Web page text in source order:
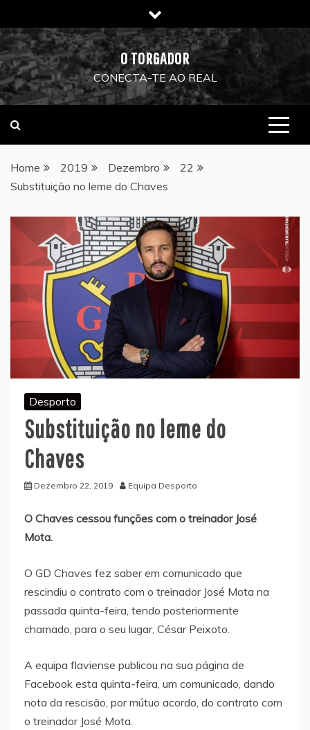
to
content
O TORGADOR
CONECTA-TE AO REAL
Home 2019 Dezembro
22
Substituição no leme do Chaves
Desporto
Substituição no leme do
Chaves
Dezembro 22, 2019 Equipa Desporto
O Chaves cessou funções com o treinador José
Mota.
O GD Chaves fez saber em comunicado que
rescindiu o contrato com o treinador José Mota na
passada quinta-feira, tendo posteriormente
chamado, para o seu lugar, César Peixoto.
A equipa flaviense publicou na sua página de
Facebook esta quinta-feira, um comunicado, dando
nota da rescisão, por mútuo acordo, do contrato com
o treinador José Mota.